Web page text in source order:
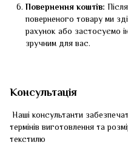
Повернення коштів:
поверненого товару ми
рахунок або застосуємо
зручним для вас.
Консультація
Наші консультанти
термінів виготовлення та
текстилю